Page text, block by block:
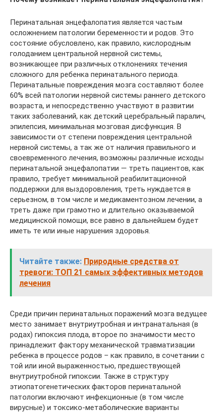
Перинатальная энцефалопатия является частым
осложнением патологии беременности и родов. Это
состояние обусловлено, как правило, кислородным
голоданием центральной нервной системы,
возникающее при различных отклонениях течения
сложного для ребенка перинатального периода.
Перинатальные повреждения мозга составляют более
60% всей патологии нервной системы раннего детского
возраста, и непосредственно участвуют в развитии
таких заболеваний, как детский церебральный паралич,
эпилепсия, минимальная мозговая дисфункция. В
зависимости от степени повреждения центральной
нервной системы, а так же от наличия правильного и
своевременного лечения, возможны различные исходы
перинатальной энцефалопатии — треть пациентов, как
правило, требует минимальной реабилитационной
поддержки для выздоровления, треть нуждается в
серьезном, в том числе и медикаментозном лечении, а
треть даже при грамотно и длительно оказываемой
медицинской помощи, все равно в дальнейшем будет
иметь те или иные нарушения здоровья.
Читайте также: Природные средства от
тревоги: ТОП 21 самых эффективных методов
лечения
Среди причин перинатальных поражений мозга ведущее
место занимает внутриутробная и интранатальная (в
родах) гипоксия плода, второе по значимости место
принадлежит фактору механической травматизации
ребенка в процессе родов – как правило, в сочетании с
той или иной выраженностью, предшествующей
внутриутробной гипоксии. Также в структуру
этиопатогенетических факторов перинатальной
патологии включают инфекционные (в том числе
вирусные) и токсико-метаболические варианты